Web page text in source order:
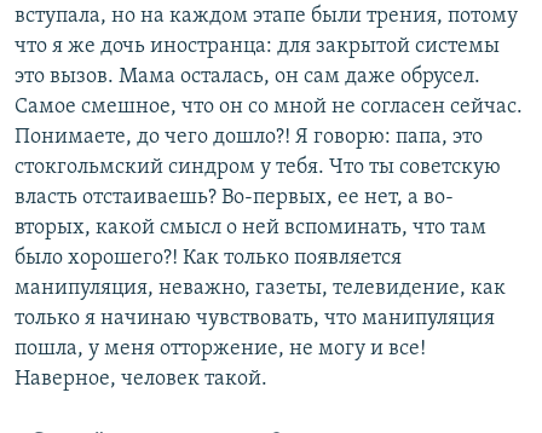
вступала, но на каждом этапе были трения, потому
что я же дочь иностранца: для закрытой системы
это вызов. Мама осталась, он сам даже обрусел.
Самое смешное, что он со мной не согласен сейчас.
Понимаете, до чего дошло?! Я говорю: папа, это
стокгольмский синдром у тебя. Что ты советскую
власть отстаиваешь? Во-первых, ее нет, а во-
вторых, какой смысл о ней вспоминать, что там
было хорошего?! Как только появляется
манипуляция, неважно, газеты, телевидение, как
только я начинаю чувствовать, что манипуляция
пошла, у меня отторжение, не могу и все!
Наверное, человек такой.